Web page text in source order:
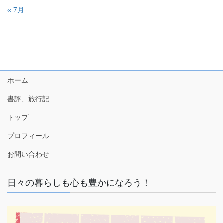
« 7月
ホーム
書評、旅行記
トップ
プロフィール
お問い合わせ
日々の暮らしも心も豊かになろう！